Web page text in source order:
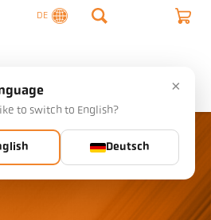
DE
Kontakte ×
to switch to English?
Deutsch